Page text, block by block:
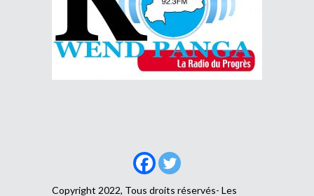
Copyright 2022, Tous droits réservés- Les